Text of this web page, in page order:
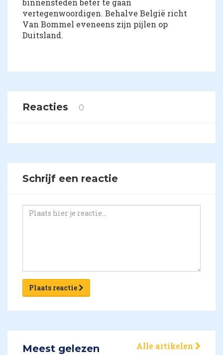
binnensteden beter te gaan
vertegenwoordigen. Behalve België richt
Van Bommel eveneens zijn pijlen op
Duitsland.
Reacties 0
Schrijf een reactie
Plaats reactie
Meest gelezen Alle artikelen